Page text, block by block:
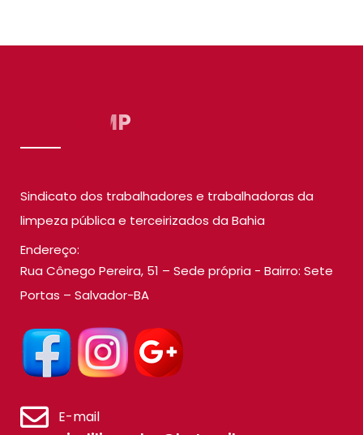
SINDILIMP
Sindicato dos trabalhadores e trabalhadoras da
limpeza pública e terceirizados da Bahia
Endereço:
Rua Cônego Pereira, 51 – Sede própria - Bairro: Sete
Portas – Salvador-BA
E-mail